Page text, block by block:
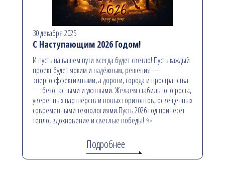
30 декабря 2025
С Наступающим 2026 Годом!
И пусть на вашем пути всегда будет светло! Пусть каждый
проект будет ярким и надёжным, решения —
энергоэффективными, а дороги, города и пространства
— безопасными и уютными. Желаем стабильного роста,
уверенных партнёрств и новых горизонтов, освещённых
современными технологиями.Пусть 2026 год принесёт
тепло, вдохновение и светлые победы! ✨
Подробнее